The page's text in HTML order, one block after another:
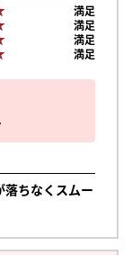
落ちなくスムー
満足
満足
満足
満足